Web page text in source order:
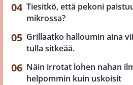
Tiesitkö, että pekoni
mikrossa?
Grillaatko halloumin aina
tulla sitkeää.
Näin irrotat lohen nahan
helpommin kuin uskoisit